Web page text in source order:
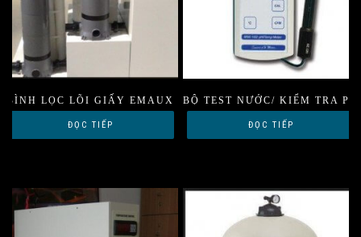
BÌNH LỌC LÕI GIẤY EMAUX
ĐỌC TIẾP
BỘ TEST NƯỚC/ KIỂM TRA PH
ĐỌC TIẾP